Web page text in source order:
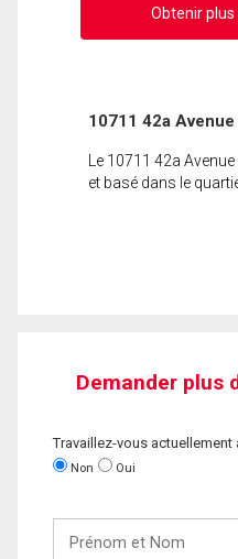
Obtenir
10711 42a Avenue
Le 10711 42a
et basé dans le
Demander plus
Travaillez-vous actuellement
Non Oui